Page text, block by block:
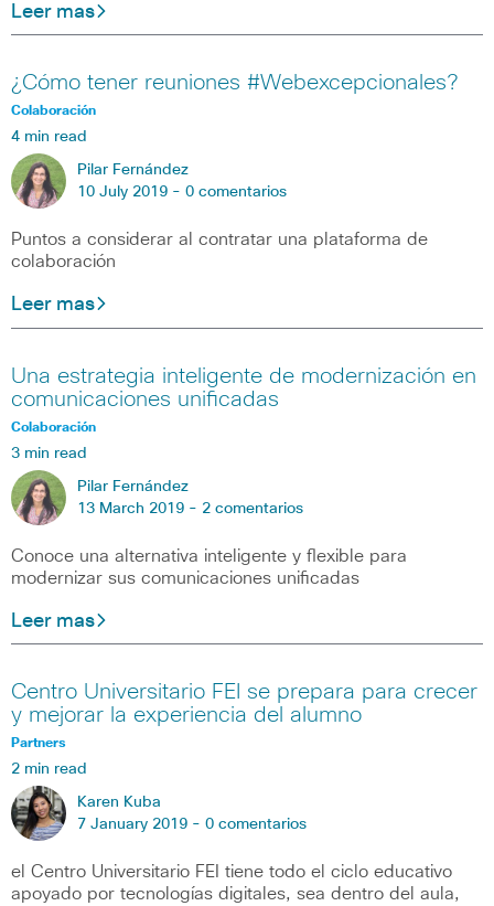
Leer mas
¿Cómo tener reuniones #Webexcepcionales?
Colaboración
4 min read
Pilar Fernández
10 July 2019 - 0 comentarios
Puntos a considerar al contratar una plataforma de
colaboración
Leer mas
Una estrategia inteligente de modernización en
comunicaciones unificadas
Colaboración
3 min read
Pilar Fernández
13 March 2019 - 2 comentarios
Conoce una alternativa inteligente y flexible para
modernizar sus comunicaciones unificadas
Leer mas
Centro Universitario FEI se prepara para crecer
y mejorar la experiencia del alumno
Partners
2 min read
Karen Kuba
7 January 2019 - 0 comentarios
el Centro Universitario FEI tiene todo el ciclo educativo
apoyado por tecnologías digitales, sea dentro del aula,